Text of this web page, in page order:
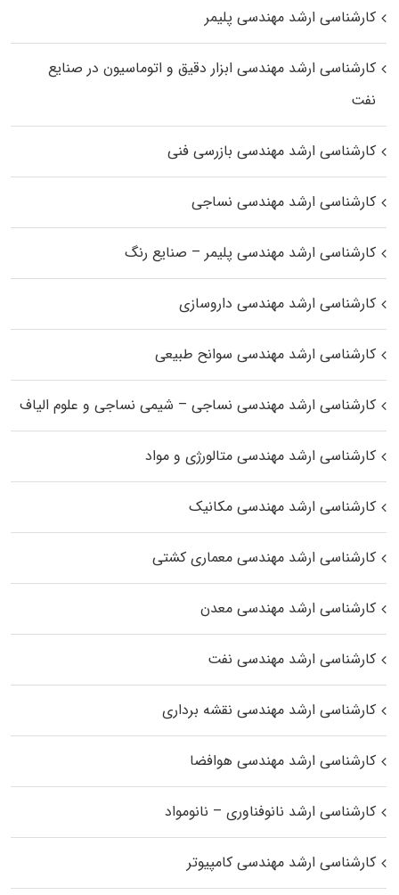
کارشناسی ارشد مهندسی پلیمر
کارشناسی ارشد مهندسی ابزار دقیق و اتوماسیون در صنایع
نفت
کارشناسی ارشد مهندسی بازرسی فنی
کارشناسی ارشد مهندسی نساجی
کارشناسی ارشد مهندسی پلیمر – صنایع رنگ
کارشناسی ارشد مهندسی داروسازی
کارشناسی ارشد مهندسی سوانح طبیعی
کارشناسی ارشد مهندسی نساجی – شیمی نساجی و علوم الیاف
کارشناسی ارشد مهندسی متالورژی و مواد
کارشناسی ارشد مهندسی مکانیک
کارشناسی ارشد مهندسی معماری کشتی
کارشناسی ارشد مهندسی معدن
کارشناسی ارشد مهندسی نفت
کارشناسی ارشد مهندسی نقشه برداری
کارشناسی ارشد مهندسی هوافضا
کارشناسی ارشد نانوفناوری – نانومواد
کارشناسی ارشد مهندسی کامپیوتر